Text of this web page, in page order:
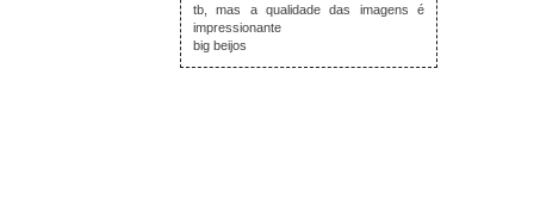
tb, mas a qualidade das imagens é
impressionante
big beijos